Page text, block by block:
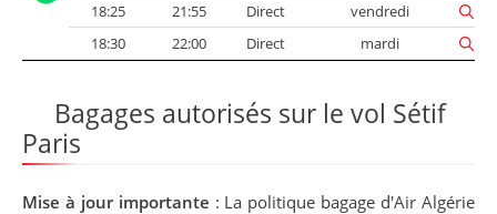
18:25
21:55 Direct
vendredi
18:30
22:00 Direct mardi
Bagages autorisés sur le vol Sétif
Paris
Mise à jour importante : La politique bagage d'Air Algérie